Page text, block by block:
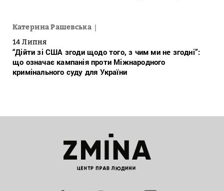
Катерина Рашевська
14 Липня
“Дійти зі США згоди щодо того, з чим ми не згодні”:
що означає кампанія проти Міжнародного
кримінального суду для України